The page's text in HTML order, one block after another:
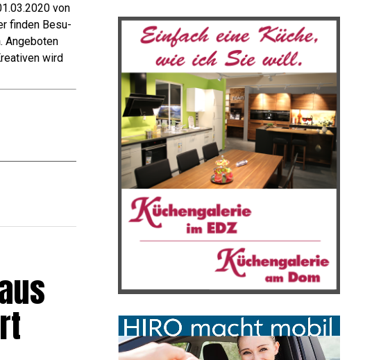
von
fin­den Besu­
Ange­bo­ten
wird